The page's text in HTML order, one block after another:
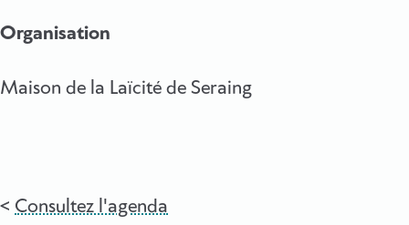
Organisation
Maison de la Laïcité de Seraing
Consultez l'agenda